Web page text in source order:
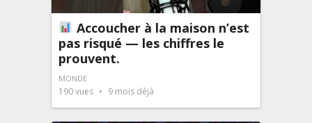
Accoucher à la maison n’est
pas risqué — les chiffres le
prouvent.
MONDE
190vues 9 mois déjà